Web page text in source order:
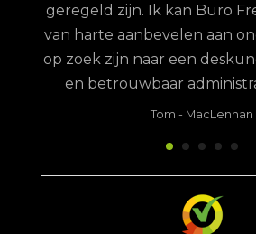
geregeld zijn. Ik kan Buro
van harte aanbevelen aan
op zoek zijn naar een
en betrouwbaar
Tom - MacLennan